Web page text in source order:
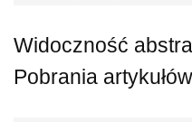
Widoczność
Pobrania